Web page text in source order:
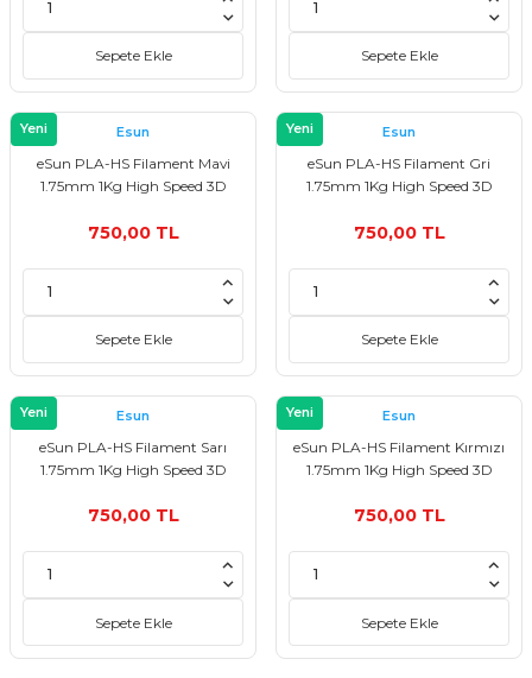
Sepete Ekle Sepete Ekle
Yeni Esun
eSun PLA-HS Filament Mavi
1.75mm 1Kg High Speed 3D
750,00 TL
Sepete Ekle
Yeni Esun
eSun PLA-HS Filament Gri
1.75mm 1Kg High Speed 3D
750,00 TL
Sepete Ekle
Yeni Esun
eSun PLA-HS Filament Sarı
1.75mm 1Kg High Speed 3D
750,00 TL
Sepete Ekle
Yeni Esun
eSun PLA-HS Filament Kırmızı
1.75mm 1Kg High Speed 3D
750,00 TL
Sepete Ekle